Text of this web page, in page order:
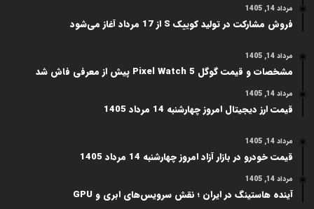
بررسی و تحلیل اکوسیستم استارتاپی و
شرکت‌های دانش‌بنیان کشور
یکی از پایه‌های اصلیاخبار فناوری ایران، جریان نوآوری در شرکت‌های
نوپا و دانش‌بنیان است که علی‌رغم محدودیت‌ها، موتور محرکه اقتصاد
دیجیتال کشور محسوب می‌شوند.
چالش‌های سرمایه‌گذاری خطرپذیر و بقای پلتفرم‌های
بومی
جذب سرمایه همواره یکی از دغدغه‌های اصلی بنیان‌گذاران
استارتاپ‌ها در ایران بوده است. نوسانات اقتصادی و چالش‌های
مرداد 14, 1405
فروش مشارکت در تولید کوییک S از 17 مرداد آغاز می‌شود
مرداد 14, 1405
مشخصات و قیمت گوگل Pixel Watch 5 پیش از معرفی فاش شد
مرداد 14, 1405
قیمت ارز دیجیتال امروز چهارشنبه 14 مرداد 1405
مرداد 14, 1405
قیمت خودرو در بازار آزاد امروز چهارشنبه 14 مرداد 1405
مرداد 14, 1405
آینده هاستینگ در ایران ؛ نقش سرویس‌های ابری و GPU